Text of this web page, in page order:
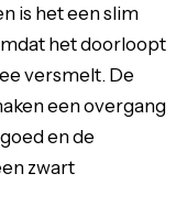
is het een slim
het doorloopt
versmelt. De
een overgang
en de
zwart